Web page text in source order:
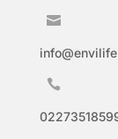

